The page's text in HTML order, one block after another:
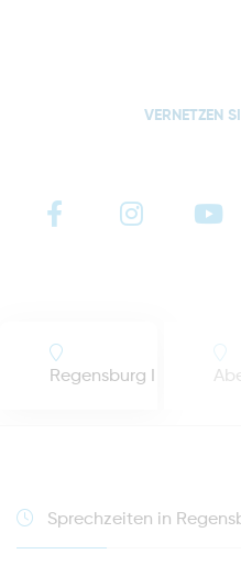
VERNETZEN
Regensburg I
Sprechzeiten in